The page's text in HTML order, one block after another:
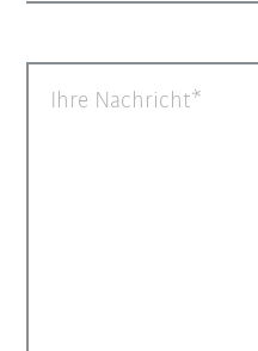
Ihre Nachricht